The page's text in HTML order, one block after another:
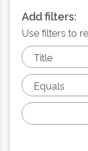
Add filters:
Use filters to